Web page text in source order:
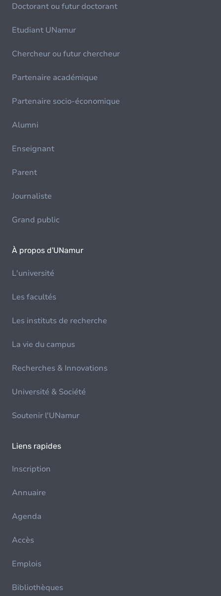
Doctorant ou futur doctorant
Etudiant UNamur
Chercheur ou futur chercheur
Partenaire académique
Partenaire socio-économique
Alumni
Enseignant
Parent
Journaliste
Grand public
À propos d'UNamur
L'université
Les facultés
Les instituts de recherche
La vie du campus
Recherches & Innovations
Université & Société
Soutenir l'UNamur
Liens rapides
Inscription
Annuaire
Agenda
Accès
Emplois
Bibliothèques